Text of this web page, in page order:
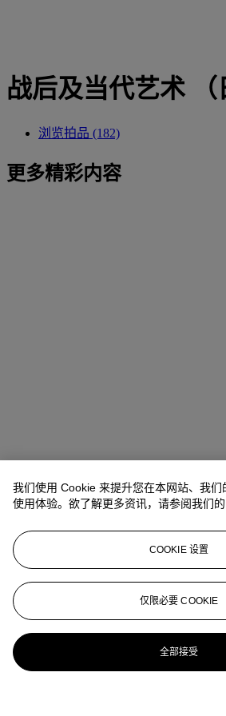
战后及当代艺术 （
浏览拍品 (182)
更多精彩内容
我们使用 Cookie 来提升您在本网站、我
使用体验。欲了解更多资讯，请参阅我们的
COOKIE 设置
仅限必要 COOKIE
全部接受